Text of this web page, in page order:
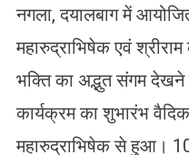
नगला, दयालबाग में
महारुद्राभिषेक एवं
भक्ति का अद्भुत संगम देखने
कार्यक्रम का शुभारंभ
महारुद्राभिषेक से हुआ।